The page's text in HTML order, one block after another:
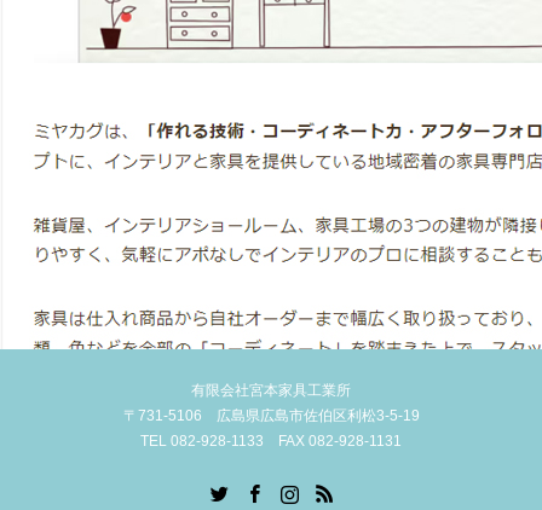
有限会社宮本家具工業所
〒731-5106 広島県広島市佐伯区利松3-5-19
TEL 082-928-1133 FAX 082-928-1131
RSS